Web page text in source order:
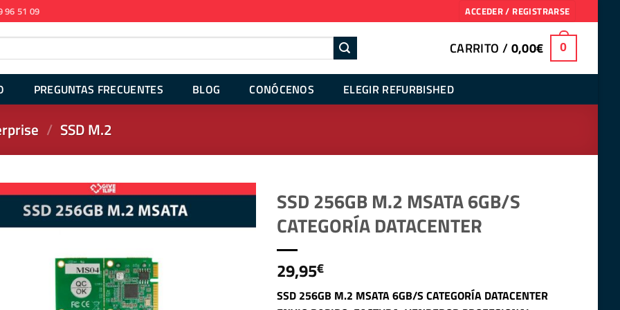
96 51 09 ACCEDER / REGISTRARSE
CARRITO /0,00€ 0
PREGUNTAS FRECUENTES BLOG CONÓCENOS ELEGIR REFURBISHED
/ SSD M.2
SSD 256GB M.2 MSATA 6GB/S
CATEGORÍA DATACENTER
29,95€
SSD 256GB M.2 MSATA 6GB/S CATEGORÍA DATACENTER